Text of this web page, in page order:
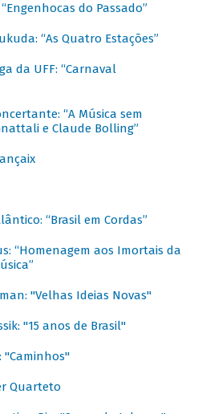
do Passado”
“As Quatro Estações”
da UFF: “Carnaval
“A Música sem
e Claude Bolling”
“Brasil em Cordas”
“Homenagem aos Imortais da
"Velhas Ideias Novas"
"15 anos de Brasil"
"Caminhos"
Quarteto